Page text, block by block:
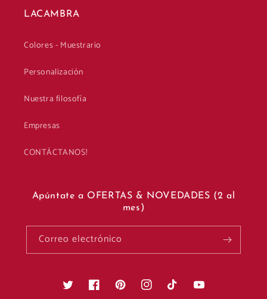
LACAMBRA
Colores - Muestrario
Personalización
Nuestra filosofía
Empresas
CONTÁCTANOS!
Apúntate a OFERTAS & NOVEDADES (2 al
mes)
Correo electrónico
Twitter FacebookPinterestInstagramTikTok YouTube